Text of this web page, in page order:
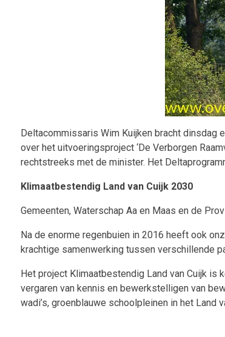
Deltacommissaris Wim Kuijken bracht dinsdag
over het uitvoeringsproject ‘De Verborgen
rechtstreeks met de minister. Het
Klimaatbestendig Land van Cuijk 2030
Gemeenten, Waterschap Aa en Maas en de
Na de enorme regenbuien in 2016 heeft ook
krachtige samenwerking tussen verschillende
Het project Klimaatbestendig Land van Cuijk
vergaren van kennis en bewerkstelligen van
wadi’s, groenblauwe schoolpleinen in het Land